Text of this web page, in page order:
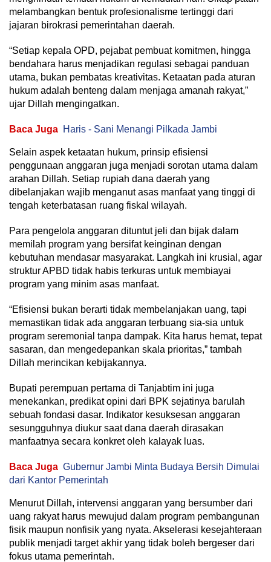
melambangkan bentuk profesionalisme tertinggi dari
jajaran birokrasi pemerintahan daerah.
“Setiap kepala OPD, pejabat pembuat komitmen, hingga
bendahara harus menjadikan regulasi sebagai panduan
utama, bukan pembatas kreativitas. Ketaatan pada aturan
hukum adalah benteng dalam menjaga amanah rakyat,”
ujar Dillah mengingatkan.
Baca Juga Haris - Sani Menangi Pilkada Jambi
Selain aspek ketaatan hukum, prinsip efisiensi
penggunaan anggaran juga menjadi sorotan utama dalam
arahan Dillah. Setiap rupiah dana daerah yang
dibelanjakan wajib menganut asas manfaat yang tinggi di
tengah keterbatasan ruang fiskal wilayah.
Para pengelola anggaran dituntut jeli dan bijak dalam
memilah program yang bersifat keinginan dengan
kebutuhan mendasar masyarakat. Langkah ini krusial, agar
struktur APBD tidak habis terkuras untuk membiayai
program yang minim asas manfaat.
“Efisiensi bukan berarti tidak membelanjakan uang, tapi
memastikan tidak ada anggaran terbuang sia-sia untuk
program seremonial tanpa dampak. Kita harus hemat, tepat
sasaran, dan mengedepankan skala prioritas,” tambah
Dillah merincikan kebijakannya.
Bupati perempuan pertama di Tanjabtim ini juga
menekankan, predikat opini dari BPK sejatinya barulah
sebuah fondasi dasar. Indikator kesuksesan anggaran
sesungguhnya diukur saat dana daerah dirasakan
manfaatnya secara konkret oleh kalayak luas.
Baca Juga Gubernur Jambi Minta Budaya Bersih Dimulai
dari Kantor Pemerintah
Menurut Dillah, intervensi anggaran yang bersumber dari
uang rakyat harus mewujud dalam program pembangunan
fisik maupun nonfisik yang nyata. Akselerasi kesejahteraan
publik menjadi target akhir yang tidak boleh bergeser dari
fokus utama pemerintah.